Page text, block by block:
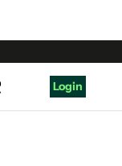
Login